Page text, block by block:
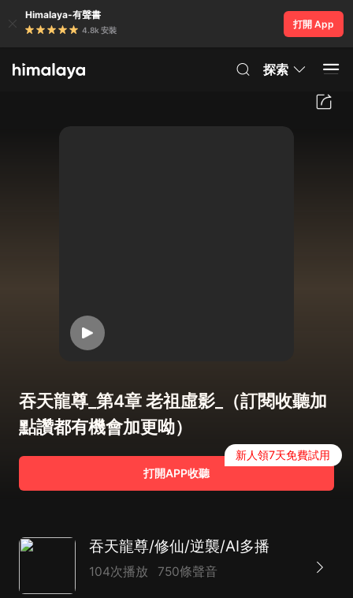
Himalaya-有聲書
4.8k 安裝
打開 App
探索
吞天龍尊_第4章 老祖虛影_（訂閱收聽加
點讚都有機會加更呦）
打開APP收聽
新人領7天免費試用
吞天龍尊/修仙/逆襲/AI多播
104次播放 750條聲音